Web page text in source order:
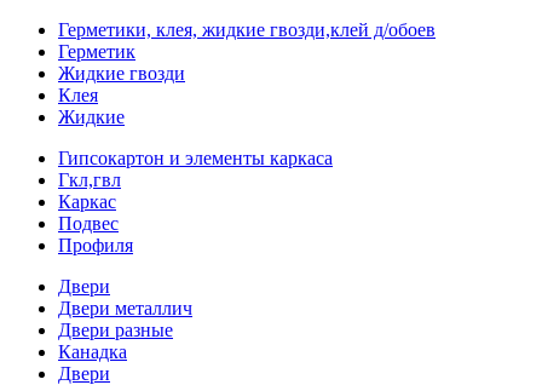
Герметики, клея, жидкие гвозди,клей д/обоев
Герметик
Жидкие гвозди
Клея
Жидкие
Гипсокартон и элементы каркаса
Гкл,гвл
Каркас
Подвес
Профиля
Двери
Двери металлич
Двери разные
Канадка
Двери